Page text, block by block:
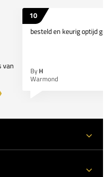
van
10
besteld en keurig optijd
By H
Warmond